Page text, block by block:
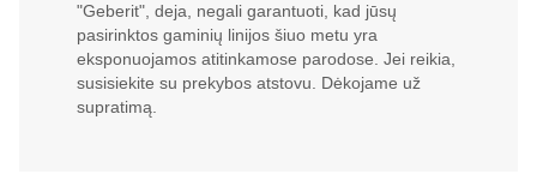
"Geberit", deja, negali garantuoti, kad jūsų
pasirinktos gaminių linijos šiuo metu yra
eksponuojamos atitinkamose parodose. Jei reikia,
susisiekite su prekybos atstovu. Dėkojame už
supratimą.